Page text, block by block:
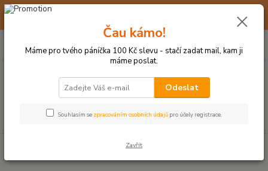
☀️ 10. - 14. SRPNA 2026 MÁME DOVOLENOU ☀️ OBJEDNÁVKY
Hledat
po–pá: 9–17 hod.
za0 Kč
HRAČKY Z TVRDÉ GUMY, PLASTU
Čau kámo!
Máme pro tvého páníčka 100 Kč slevu - stačí zadat mail, kam ji
máme poslat.
Odeslat
Souhlasím se zpracováním osobních údajů pro účely registrace.
Zavřít